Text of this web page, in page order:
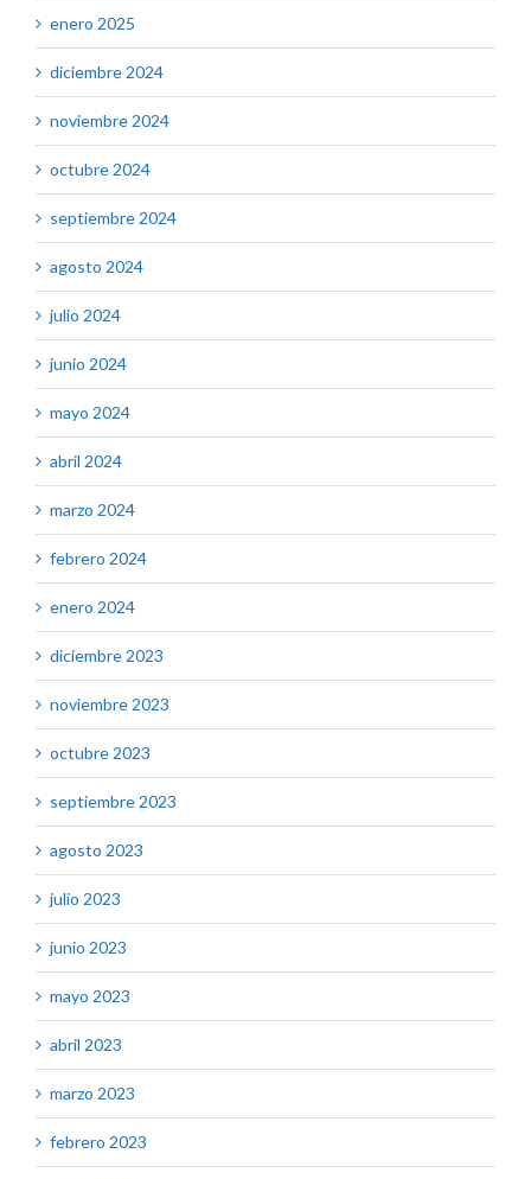
enero 2025
diciembre 2024
noviembre 2024
octubre 2024
septiembre 2024
agosto 2024
julio 2024
junio 2024
mayo 2024
abril 2024
marzo 2024
febrero 2024
enero 2024
diciembre 2023
noviembre 2023
octubre 2023
septiembre 2023
agosto 2023
julio 2023
junio 2023
mayo 2023
abril 2023
marzo 2023
febrero 2023